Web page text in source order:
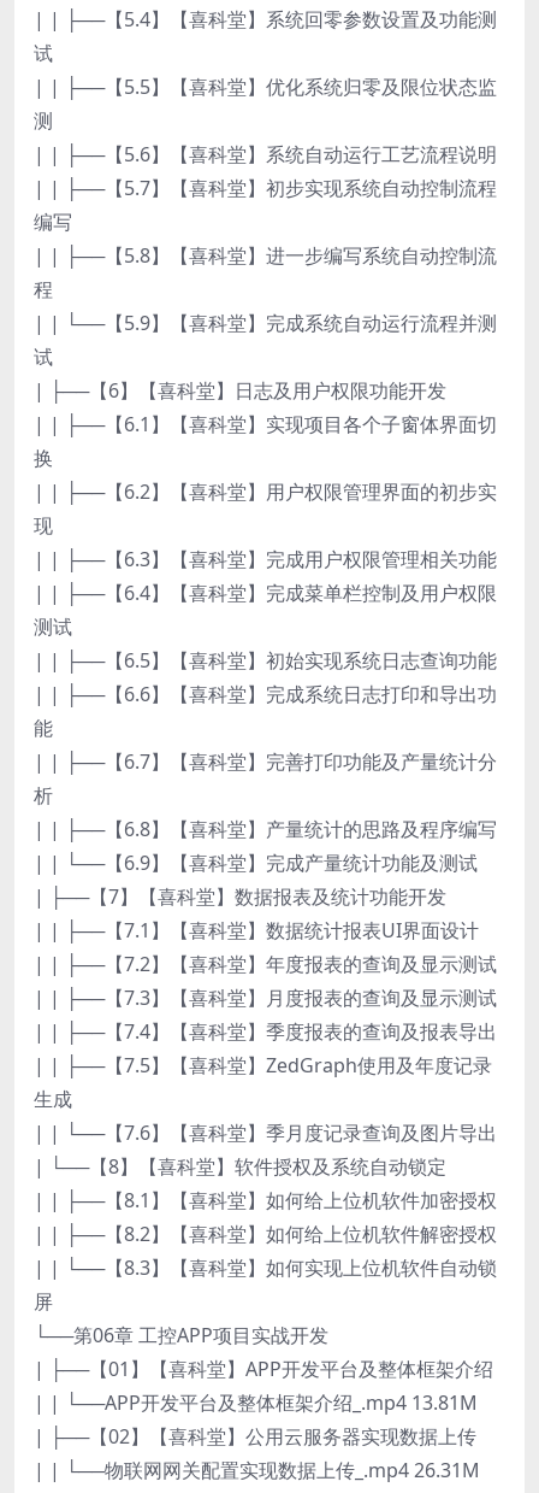
| | ├──【5.4】【喜科堂】系统回零参数设置及功能测
试
| | ├──【5.5】【喜科堂】优化系统归零及限位状态监
测
| | ├──【5.6】【喜科堂】系统自动运行工艺流程说明
| | ├──【5.7】【喜科堂】初步实现系统自动控制流程
编写
| | ├──【5.8】【喜科堂】进一步编写系统自动控制流
程
| | └──【5.9】【喜科堂】完成系统自动运行流程并测
试
| ├──【6】【喜科堂】日志及用户权限功能开发
| | ├──【6.1】【喜科堂】实现项目各个子窗体界面切
换
| | ├──【6.2】【喜科堂】用户权限管理界面的初步实
现
| | ├──【6.3】【喜科堂】完成用户权限管理相关功能
| | ├──【6.4】【喜科堂】完成菜单栏控制及用户权限
测试
| | ├──【6.5】【喜科堂】初始实现系统日志查询功能
| | ├──【6.6】【喜科堂】完成系统日志打印和导出功
能
| | ├──【6.7】【喜科堂】完善打印功能及产量统计分
析
| | ├──【6.8】【喜科堂】产量统计的思路及程序编写
| | └──【6.9】【喜科堂】完成产量统计功能及测试
| ├──【7】【喜科堂】数据报表及统计功能开发
| | ├──【7.1】【喜科堂】数据统计报表UI界面设计
| | ├──【7.2】【喜科堂】年度报表的查询及显示测试
| | ├──【7.3】【喜科堂】月度报表的查询及显示测试
| | ├──【7.4】【喜科堂】季度报表的查询及报表导出
| | ├──【7.5】【喜科堂】ZedGraph使用及年度记录
生成
| | └──【7.6】【喜科堂】季月度记录查询及图片导出
| └──【8】【喜科堂】软件授权及系统自动锁定
| | ├──【8.1】【喜科堂】如何给上位机软件加密授权
| | ├──【8.2】【喜科堂】如何给上位机软件解密授权
| | └──【8.3】【喜科堂】如何实现上位机软件自动锁
屏
└──第06章 工控APP项目实战开发
| ├──【01】【喜科堂】APP开发平台及整体框架介绍
| | └──APP开发平台及整体框架介绍_.mp4 13.81M
| ├──【02】【喜科堂】公用云服务器实现数据上传
| | └──物联网网关配置实现数据上传_.mp4 26.31M